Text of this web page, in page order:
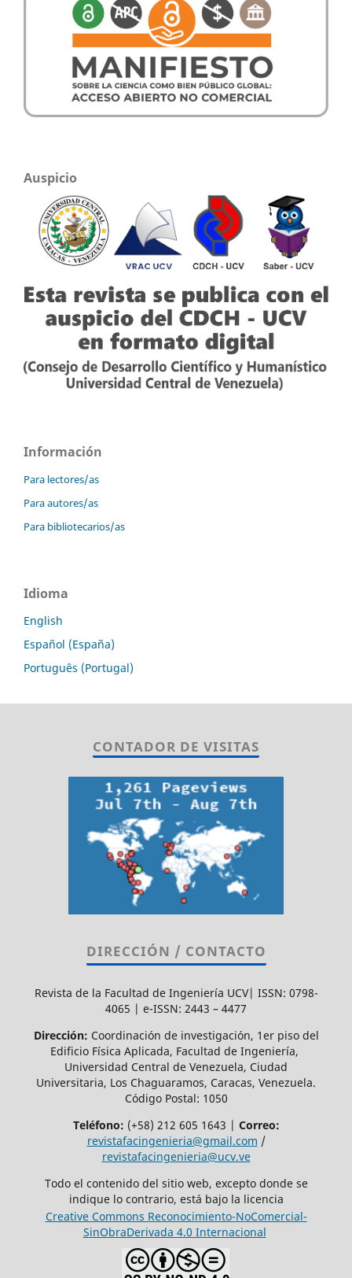
Auspicio
Información
Para lectores/as
Para autores/as
Para bibliotecarios/as
Idioma
English
Español (España)
Português (Portugal)
CONTADOR DE VISITAS
DIRECCIÓN / CONTACTO
Revista de la Facultad de Ingeniería UCV| ISSN: 0798-
4065 | e-ISSN: 2443 – 4477
Dirección: Coordinación de investigación, 1er piso del
Edificio Física Aplicada, Facultad de Ingeniería,
Universidad Central de Venezuela, Ciudad
Universitaria, Los Chaguaramos, Caracas, Venezuela.
Código Postal: 1050
Teléfono: (+58) 212 605 1643 | Correo:
revistafacingenieria@gmail.com /
revistafacingenieria@ucv.ve
Todo el contenido del sitio web, excepto donde se
indique lo contrario, está bajo la licencia
Creative Commons Reconocimiento-NoComercial-
SinObraDerivada 4.0 Internacional